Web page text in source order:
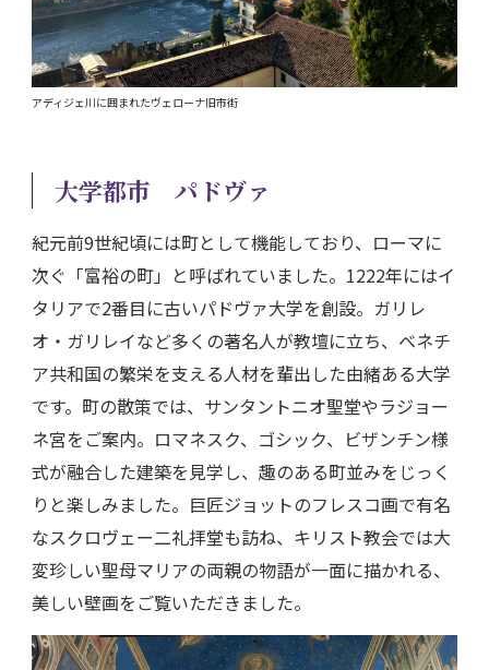
アディジェ川に囲まれたヴェローナ旧市街
大学都市 パドヴァ
紀元前9世紀頃には町として機能しており、ローマに
次ぐ「富裕の町」と呼ばれていました。1222年にはイ
タリアで2番目に古いパドヴァ大学を創設。ガリレ
オ・ガリレイなど多くの著名人が教壇に立ち、ベネチ
ア共和国の繁栄を支える人材を輩出した由緒ある大学
です。町の散策では、サンタントニオ聖堂やラジョー
ネ宮をご案内。ロマネスク、ゴシック、ビザンチン様
式が融合した建築を見学し、趣のある町並みをじっく
りと楽しみました。巨匠ジョットのフレスコ画で有名
なスクロヴェー二礼拝堂も訪ね、キリスト教会では大
変珍しい聖母マリアの両親の物語が一面に描かれる、
美しい壁画をご覧いただきました。